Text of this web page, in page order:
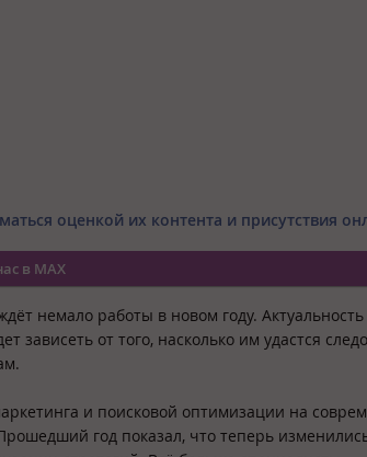
оценкой их контента и присутствия
в MAX
немало работы в новом году.
зависеть от того, насколько им удастся
и поисковой оптимизации на
год показал, что теперь